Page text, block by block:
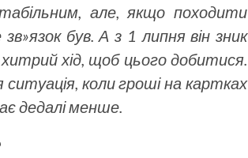
але, якщо походити
був. А з 1 липня він зник
хід, щоб цього добитися.
коли гроші на картках
дедалі менше.